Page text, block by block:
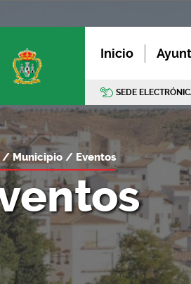
Inicio
SEDE
Municipio Eventos